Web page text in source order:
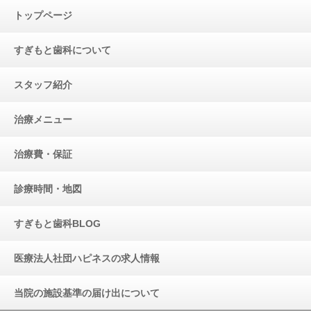
トップページ
すぎもと歯科について
スタッフ紹介
治療メニュー
治療費・保証
診療時間・地図
すぎもと歯科BLOG
医療法人社団ハピネスの求人情報
当院の施設基準の届け出について